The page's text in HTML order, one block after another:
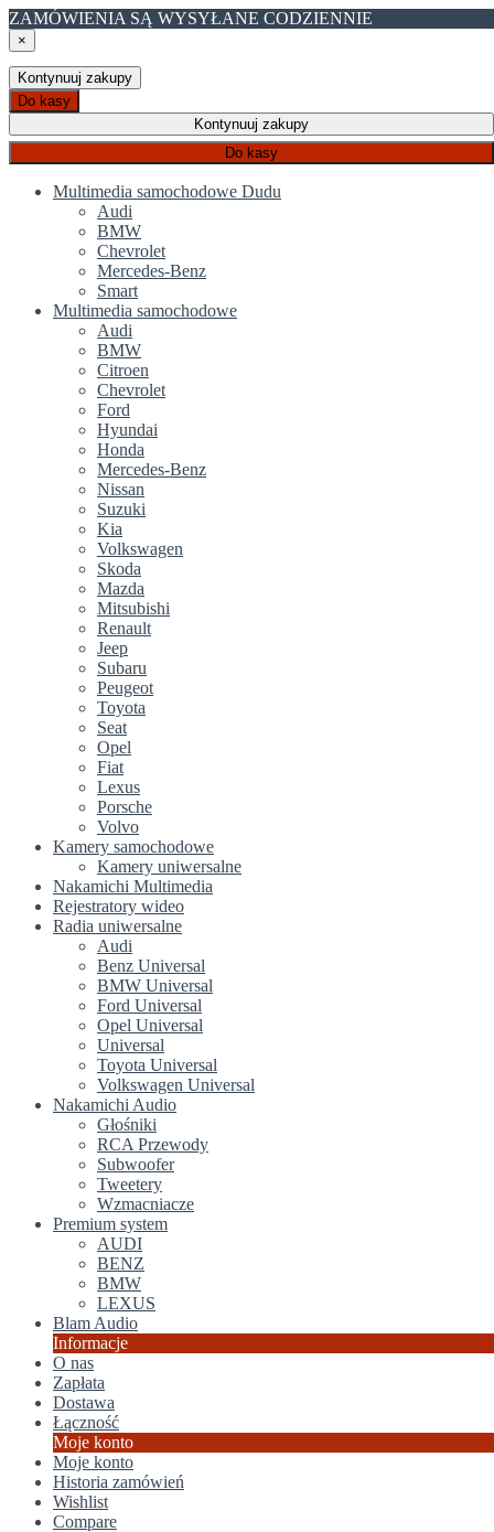
ZAMÓWIENIA SĄ WYSYŁANE CODZIENNIE
×
Kontynuuj zakupy
Do kasy
Kontynuuj zakupy
Do kasy
Multimedia samochodowe Dudu
Audi
BMW
Chevrolet
Mercedes-Benz
Smart
Multimedia samochodowe
Audi
BMW
Citroen
Chevrolet
Ford
Hyundai
Honda
Mercedes-Benz
Nissan
Suzuki
Kia
Volkswagen
Skoda
Mazda
Mitsubishi
Renault
Jeep
Subaru
Peugeot
Toyota
Seat
Opel
Fiat
Lexus
Porsche
Volvo
Kamery samochodowe
Kamery uniwersalne
Nakamichi Multimedia
Rejestratory wideo
Radia uniwersalne
Audi
Benz Universal
BMW Universal
Ford Universal
Opel Universal
Universal
Toyota Universal
Volkswagen Universal
Nakamichi Audio
Głośniki
RCA Przewody
Subwoofer
Tweetery
Wzmacniacze
Premium system
AUDI
BENZ
BMW
LEXUS
Blam Audio
Informacje
O nas
Zapłata
Dostawa
Łączność
Moje konto
Moje konto
Historia zamówień
Wishlist
Compare